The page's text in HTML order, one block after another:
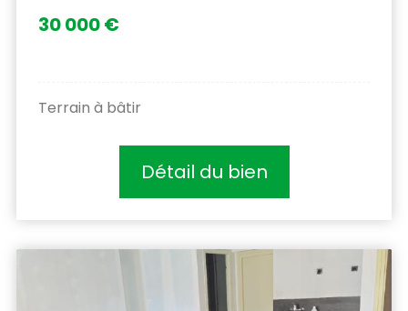
30 000 €
Terrain à bâtir
Détail du bien